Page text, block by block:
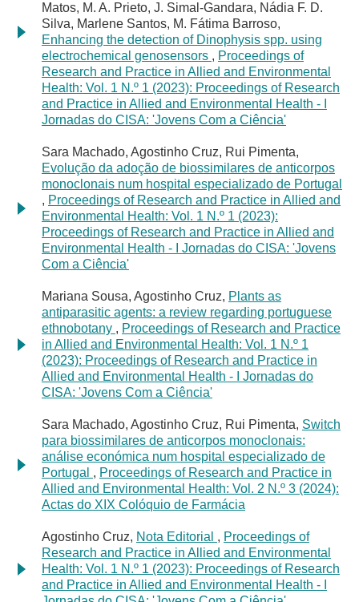
Matos, M. A. Prieto, J. Simal-Gandara, Nádia F. D.
Silva, Marlene Santos, M. Fátima Barroso,
Enhancing the detection of Dinophysis spp. using
electrochemical genosensors , Proceedings of
Research and Practice in Allied and Environmental
Health: Vol. 1 N.º 1 (2023): Proceedings of Research
and Practice in Allied and Environmental Health - I
Jornadas do CISA: 'Jovens Com a Ciência'
Sara Machado, Agostinho Cruz, Rui Pimenta,
Evolução da adoção de biossimilares de anticorpos
monoclonais num hospital especializado de Portugal
, Proceedings of Research and Practice in Allied and
Environmental Health: Vol. 1 N.º 1 (2023):
Proceedings of Research and Practice in Allied and
Environmental Health - I Jornadas do CISA: 'Jovens
Com a Ciência'
Mariana Sousa, Agostinho Cruz, Plants as
antiparasitic agents: a review regarding portuguese
ethnobotany , Proceedings of Research and Practice
in Allied and Environmental Health: Vol. 1 N.º 1
(2023): Proceedings of Research and Practice in
Allied and Environmental Health - I Jornadas do
CISA: 'Jovens Com a Ciência'
Sara Machado, Agostinho Cruz, Rui Pimenta, Switch
para biossimilares de anticorpos monoclonais:
análise económica num hospital especializado de
Portugal , Proceedings of Research and Practice in
Allied and Environmental Health: Vol. 2 N.º 3 (2024):
Actas do XIX Colóquio de Farmácia
Agostinho Cruz, Nota Editorial , Proceedings of
Research and Practice in Allied and Environmental
Health: Vol. 1 N.º 1 (2023): Proceedings of Research
and Practice in Allied and Environmental Health - I